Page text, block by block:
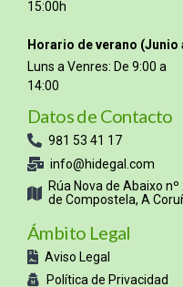
15:00h
Horario de verano (Junio
Luns a Venres: De 9:00 a
14:00
Datos de Contacto
981 53 41 17
info@hidegal.com
Rúa Nova de Abaixo
de Compostela, A
Ámbito Legal
Aviso Legal
Política de Privacidad